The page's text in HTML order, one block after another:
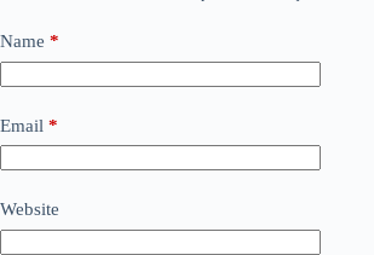
Name *
Email *
Website